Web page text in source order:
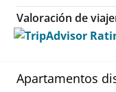
Valoración de
Apartamentos